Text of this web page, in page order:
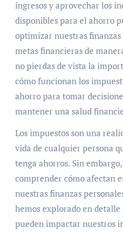
ingresos y aprovechar los
disponibles para el ahorro
optimizar nuestras
metas financieras de
no pierdas de vista la
cómo funcionan los
ahorro para tomar
mantener una salud
Los impuestos son una
vida de cualquier persona
tenga ahorros. Sin
comprender cómo afectan
nuestras finanzas
hemos explorado en
pueden impactar nuestros